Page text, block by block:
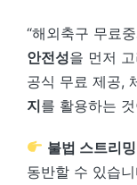
“해외축구 무료
안전성을 먼저
공식 무료 제공,
지를 활용하는
불법 스트리
동반할 수 있습